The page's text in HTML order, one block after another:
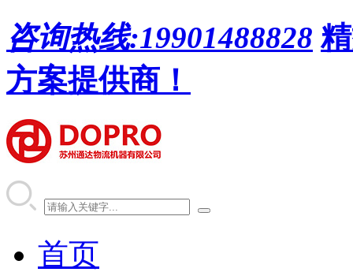
咨询热线:19901488828
方案提供商！
首页